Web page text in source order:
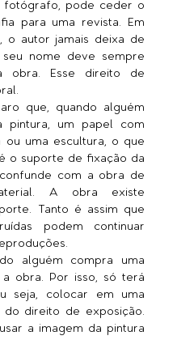
fotógrafo, pode ceder o
para uma revista. Em
o autor jamais deixa de
nome deve sempre
obra. Esse direito de
que, quando alguém
pintura, um papel com
ou uma escultura, o que
o suporte de fixação da
com a obra de
A obra existe
Tanto é assim que
podem continuar
alguém compra uma
obra. Por isso, só terá
seja, colocar em uma
direito de exposição.
a imagem da pintura